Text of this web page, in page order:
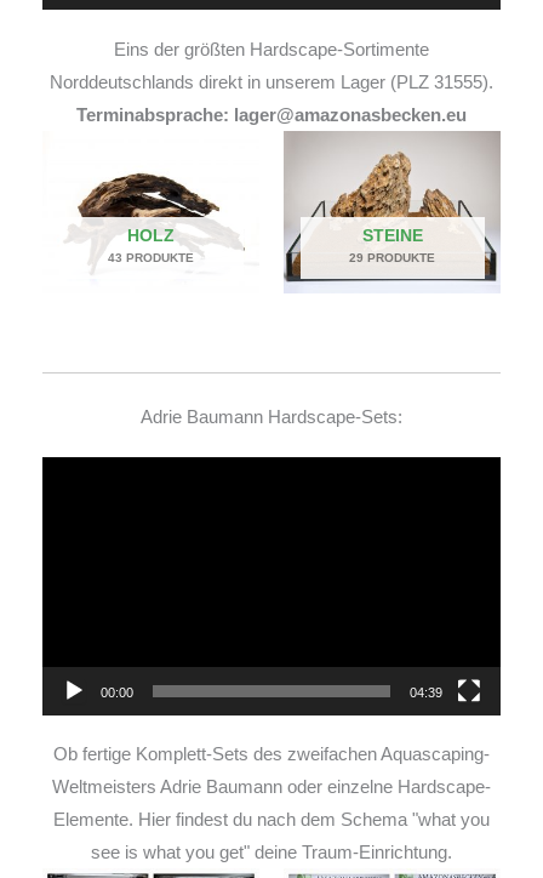
Eins der größten Hardscape-Sortimente
Norddeutschlands direkt in unserem Lager (PLZ 31555).
Terminabsprache: lager@amazonasbecken.eu
HOLZ
43 PRODUKTE
STEINE
29 PRODUKTE
Adrie Baumann Hardscape-Sets:
00:00 04:39
Ob fertige Komplett-Sets des zweifachen Aquascaping-
Weltmeisters Adrie Baumann oder einzelne Hardscape-
Elemente. Hier findest du nach dem Schema "what you
see is what you get" deine Traum-Einrichtung.